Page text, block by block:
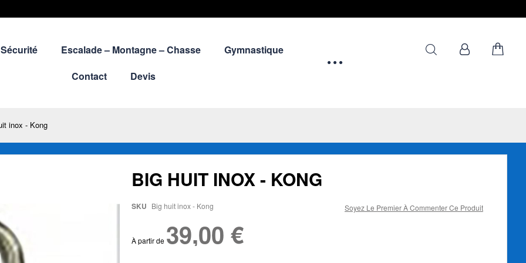
Sécurité Escalade – Montagne – Chasse
Gymnastique
Contact
Devis
inox - Kong
BIG HUIT INOX - KONG
Soyez Le Premier À Commenter Ce Produit
SKU Big huit inox - Kong
À partir de 39,00 €